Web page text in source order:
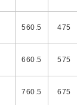
560.5 475
660.5 575
760.5 675